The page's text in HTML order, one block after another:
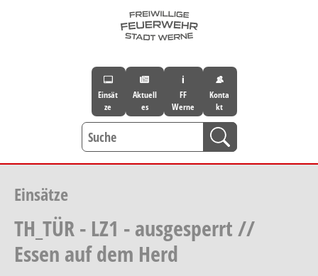
Einsät
ze
Aktuell
es
FF
Werne
Konta
kt
Einsätze
TH_TÜR - LZ1 - ausgesperrt //
Essen auf dem Herd